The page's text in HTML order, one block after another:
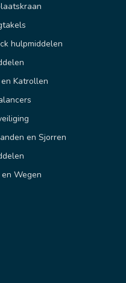
hulpmiddelen
Katrollen
en Sjorren
Wegen